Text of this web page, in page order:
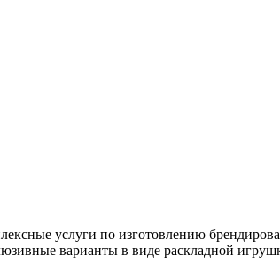
услуги по изготовлению
варианты в виде раскладной